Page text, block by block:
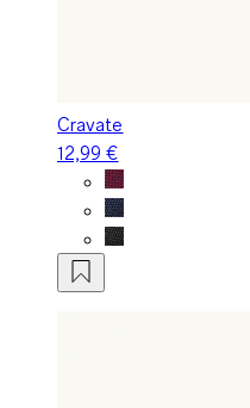
Cravate
12,99 €